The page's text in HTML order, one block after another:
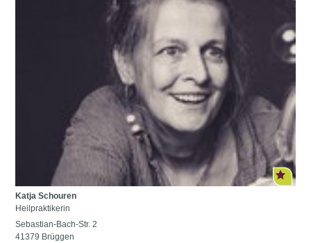
Katja Schouren
Heilpraktikerin
Sebastian-Bach-Str. 2
41379 Brüggen